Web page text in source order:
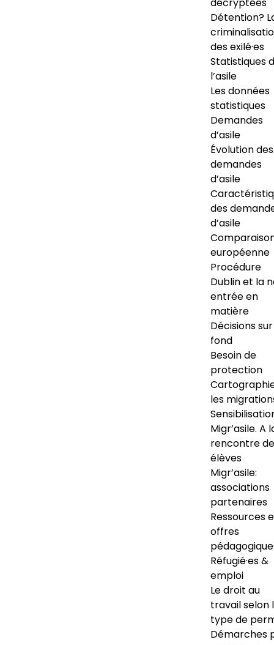
Détention?
des exilé·es
Statistiques
l’asile
Les données
statistiques
Demandes
d’asile
Évolution des
demandes
d’asile
des
d’asile
européenne
Procédure
Dublin et la
entrée en
matière
Décisions
fond
Besoin de
protection
les
Migr’asile. A
rencontre
élèves
Migr’asile:
associations
partenaires
Ressources
offres
Réfugié·es &
emploi
Le droit au
travail selon
type de
Démarches